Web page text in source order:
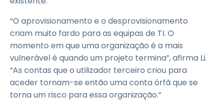
“O aprovisionamento e o desprovisionamento
criam muito fardo para as equipas de TI. O
momento em que uma organização é a mais
vulnerável é quando um projeto termina”, afirma Li.
“As contas que o utilizador terceiro criou para
aceder tornam-se então uma conta órfã que se
torna um risco para essa organização.”